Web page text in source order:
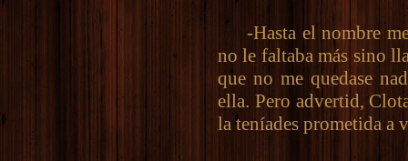
-Hasta el nombre
no le faltaba más sino
que no me quedase
ella. Pero advertid,
la teníades prometida a